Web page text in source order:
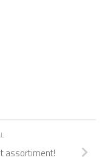
assortiment!